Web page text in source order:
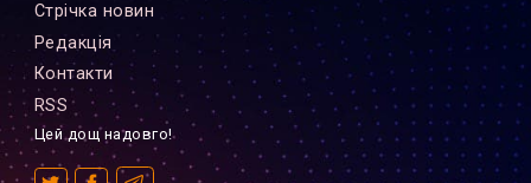
Стрiчка новин
Редакцiя
Контакти
RSS
Цей дощ надовго!